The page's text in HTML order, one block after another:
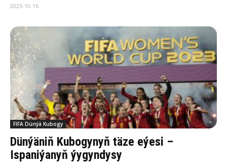
2023-10-16
FIFA Dünýä Kubogy
Dünýäniň Kubogynyň täze eýesi –
Ispaniýanyň ýygyndysy